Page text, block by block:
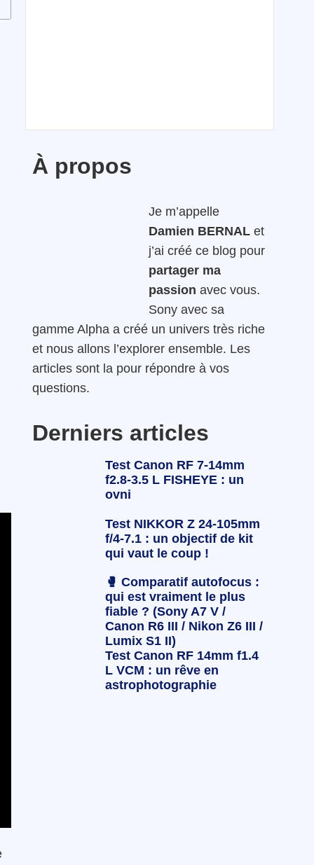
À propos
Je m’appelle
Damien BERNAL et
j’ai créé ce blog pour
partager ma
passion avec vous.
Sony avec sa
gamme Alpha a créé un univers très riche
et nous allons l’explorer ensemble. Les
articles sont la pour répondre à vos
questions.
Derniers articles
Test Canon RF 7-14mm
f2.8-3.5 L FISHEYE : un
ovni
Test NIKKOR Z 24-105mm
f/4-7.1 : un objectif de kit
qui vaut le coup !
🥊 Comparatif autofocus :
qui est vraiment le plus
fiable ? (Sony A7 V /
Canon R6 III / Nikon Z6 III /
Lumix S1 II)
Test Canon RF 14mm f1.4
L VCM : un rêve en
astrophotographie